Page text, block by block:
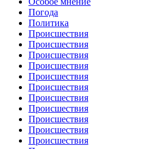
Погода
Политика
Происшествия
Происшествия
Происшествия
Происшествия
Происшествия
Происшествия
Происшествия
Происшествия
Происшествия
Происшествия
Происшествия